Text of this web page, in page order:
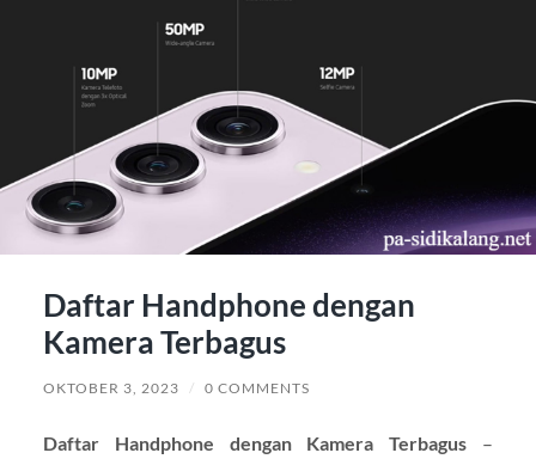
Daftar Handphone dengan
Kamera Terbagus
OKTOBER 3, 2023 / 0 COMMENTS
Daftar Handphone dengan Kamera Terbagus –